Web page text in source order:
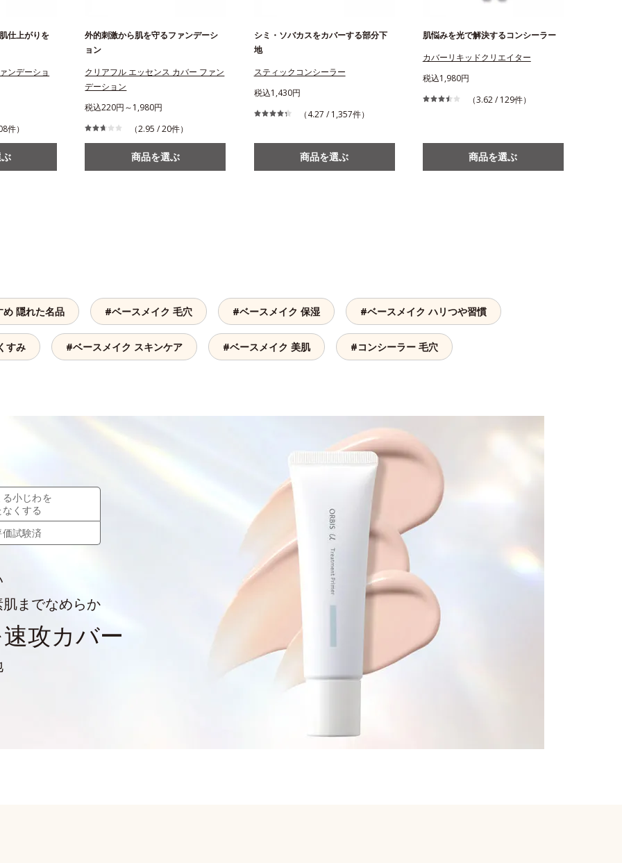
仕上がりを
ンデーショ
件）
外的刺激から肌を守るファンデーシ
ョン
クリアフル エッセンス カバー ファン
デーション
税込220円～1,980円
（2.95 / 20件）
商品を選ぶ
シミ・ソバカスをカバーする部分下
地
スティックコンシーラー
税込1,430円
（4.27 / 1,357件）
商品を選ぶ
肌悩みを光で解決するコンシーラー
カバーリキッドクリエイター
税込1,980円
（3.62 / 129件）
商品を選ぶ
隠れた名品 #ベースメイク 毛穴 #ベースメイク 保湿 #ベースメイク ハリつや習慣
すみ #ベースメイク スキンケア #ベースメイク 美肌 #コンシーラー 毛穴
小じわを
くする
試験済
までなめらか
速攻カバー